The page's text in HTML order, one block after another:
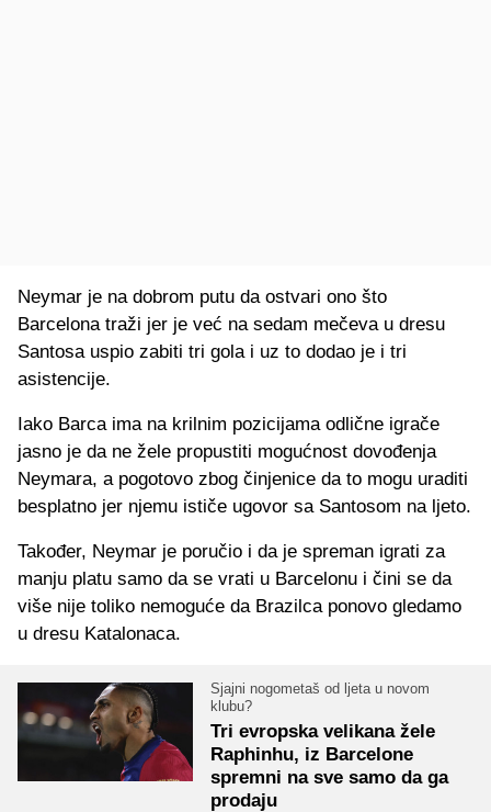
Neymar je na dobrom putu da ostvari ono što
Barcelona traži jer je već na sedam mečeva u dresu
Santosa uspio zabiti tri gola i uz to dodao je i tri
asistencije.
Iako Barca ima na krilnim pozicijama odlične igrače
jasno je da ne žele propustiti mogućnost dovođenja
Neymara, a pogotovo zbog činjenice da to mogu uraditi
besplatno jer njemu ističe ugovor sa Santosom na ljeto.
Također, Neymar je poručio i da je spreman igrati za
manju platu samo da se vrati u Barcelonu i čini se da
više nije toliko nemoguće da Brazilca ponovo gledamo
u dresu Katalonaca.
Sjajni nogometaš od ljeta u novom
klubu?
Tri evropska velikana žele
Raphinhu, iz Barcelone
spremni na sve samo da ga
prodaju